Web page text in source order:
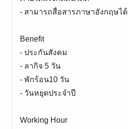
- สามารถสื่อสารภาษาอังกฤษได้
Benefit
- ประกันสังคม
- ลากิจ 5 วัน
- พักร้อน10 วัน
- วันหยุดประจำปี
Working Hour